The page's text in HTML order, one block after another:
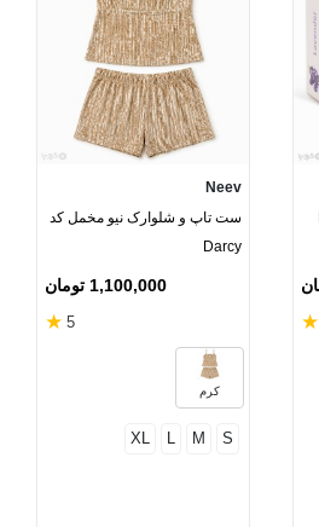
★
Neev
ست تاپ و شلوارک نیو مخمل کد
Darcy
1,100,000 تومان
5
★
کرم
S
M
L
XL